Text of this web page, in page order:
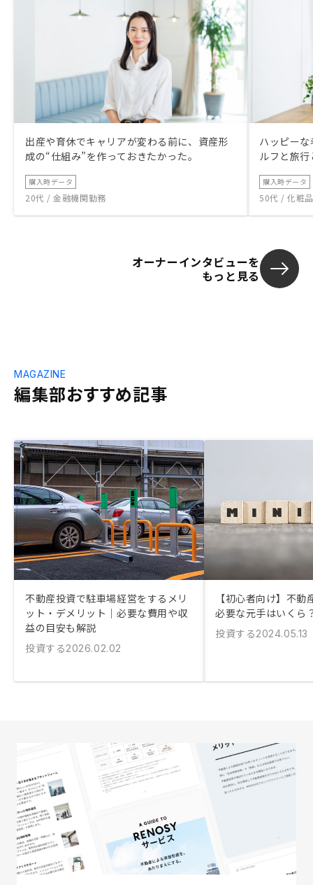
出産や育休でキャリアが変わる前に、資産形
成の“仕組み”を作っておきたかった。
購入時データ
20代 / 金融機関勤務
ハッピー
ルフと旅
購入時データ
50代 / 化粧
オーナーインタビューを
もっと見る
編集部おすすめ記事
MAGAZINE
不動産投資で駐車場経営をするメリ
ット・デメリット｜必要な費用や収
益の目安も解説
投資する2026.02.02
【初心者向け】不
必要な元手はいくら
投資する2024.05.13